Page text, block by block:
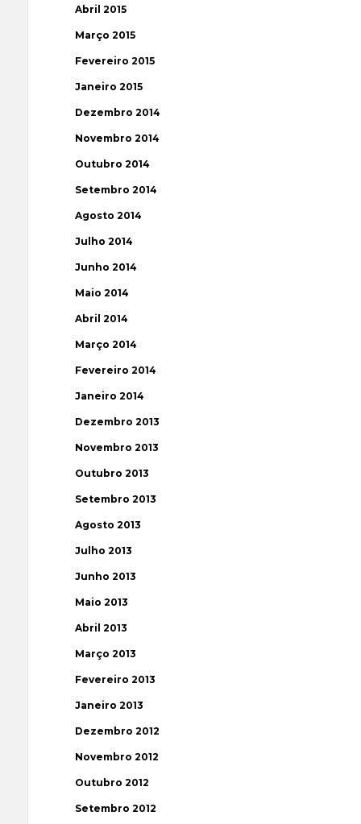
Abril 2015
Março 2015
Fevereiro 2015
Janeiro 2015
Dezembro 2014
Novembro 2014
Outubro 2014
Setembro 2014
Agosto 2014
Julho 2014
Junho 2014
Maio 2014
Abril 2014
Março 2014
Fevereiro 2014
Janeiro 2014
Dezembro 2013
Novembro 2013
Outubro 2013
Setembro 2013
Agosto 2013
Julho 2013
Junho 2013
Maio 2013
Abril 2013
Março 2013
Fevereiro 2013
Janeiro 2013
Dezembro 2012
Novembro 2012
Outubro 2012
Setembro 2012